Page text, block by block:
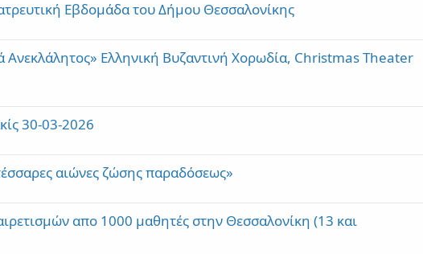
Εβδομάδα του Δήμου Θεσσαλονίκης
Ελληνική Βυζαντινή Χορωδία, Christmas Theater
30-03-2026
αιώνες ζώσης παραδόσεως»
απο 1000 μαθητές στην Θεσσαλονίκη (13 και